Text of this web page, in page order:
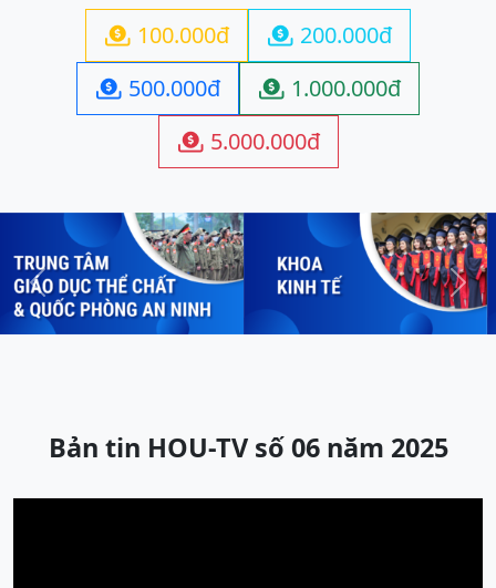
 100.000đ  200.000đ
 500.000đ  1.000.000đ
 5.000.000đ
Previous Next
Bản tin HOU-TV số 06 năm 2025